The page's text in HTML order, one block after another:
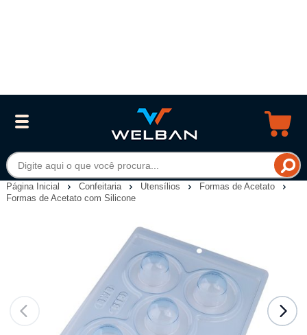
Página Inicial Confeitaria Utensílios
Formas de Acetato
Formas de Acetato com Silicone